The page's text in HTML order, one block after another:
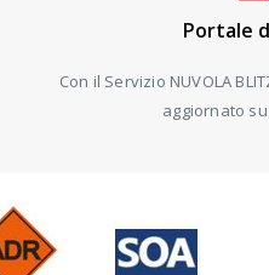
Portale
Con il Servizio NUVOLA
aggiornato